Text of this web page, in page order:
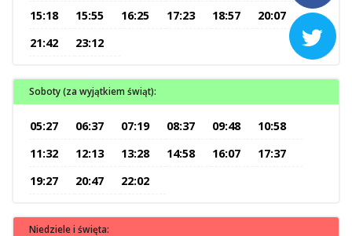

Centrum Obsługi Klienta
15:18
15:55 16:25 17:23 18:57
20:07
21:42
23:12
Soboty (za wyjątkiem świąt):
05:27 06:37 07:19 08:37 09:48
10:58
11:32
12:13 13:28 14:58 16:07
17:37
19:27
20:47 22:02
Niedziele i święta: